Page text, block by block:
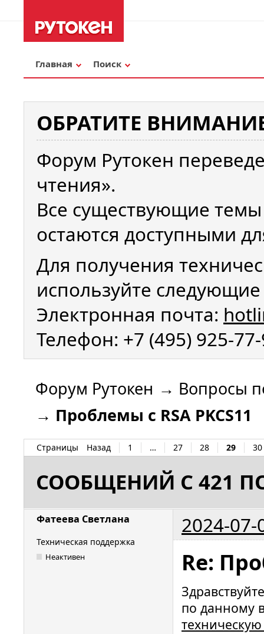
Главная Поиск
ОБРАТИТЕ
Форум Рутокен
чтения».
Все существующие
остаются доступными
Для получения
используйте
Электронная почта:
Телефон: +7 (495) 925-
Форум Рутокен → Вопросы
→ Проблемы с RSA PKCS11
Страницы Назад 1 … 27 28 29 30
СООБЩЕНИЙ С 421
Фатеева Светлана 2024-07-
Техническая поддержка
Неактивен Re:
по данному